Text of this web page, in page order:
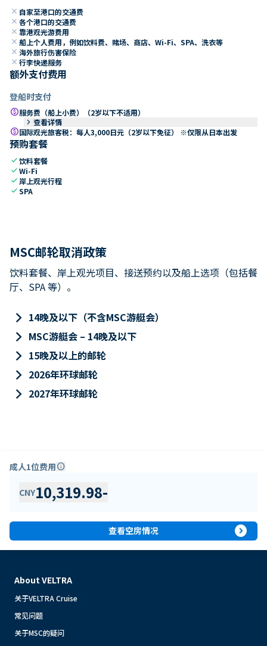
close 自家至港口的交通费
close 各个港口的交通费
close 靠港观光游费用
close 船上个人费用，例如饮料费、赌场、商店、Wi-Fi、SPA、洗衣等
close 海外旅行伤害保险
close 行李快递服务
额外支付费用
登船时支付
paid服务费（船上小费）（2岁以下不适用）
keyboard_arrow_right 查看详情
paid国际观光旅客税：每人3,000日元（2岁以下免征） ※仅限从日本出发
预购套餐
check饮料套餐
checkWi-Fi
check 岸上观光行程
checkSPA
MSC邮轮取消政策
饮料套餐、岸上观光项目、接送预约以及船上选项（包括餐
厅、SPA 等）。
keyboard_arrow_right 14晚及以下（不含MSC游艇会）
keyboard_arrow_right MSC游艇会 – 14晚及以下
keyboard_arrow_right 15晚及以上的邮轮
keyboard_arrow_right 2026年环球邮轮
keyboard_arrow_right 2027年环球邮轮
成人1位费用info
CNY10,319.98-
查看空房情况 expand_circle_right
About VELTRA
关于VELTRA Cruise
常见问题
关于MSC的疑问